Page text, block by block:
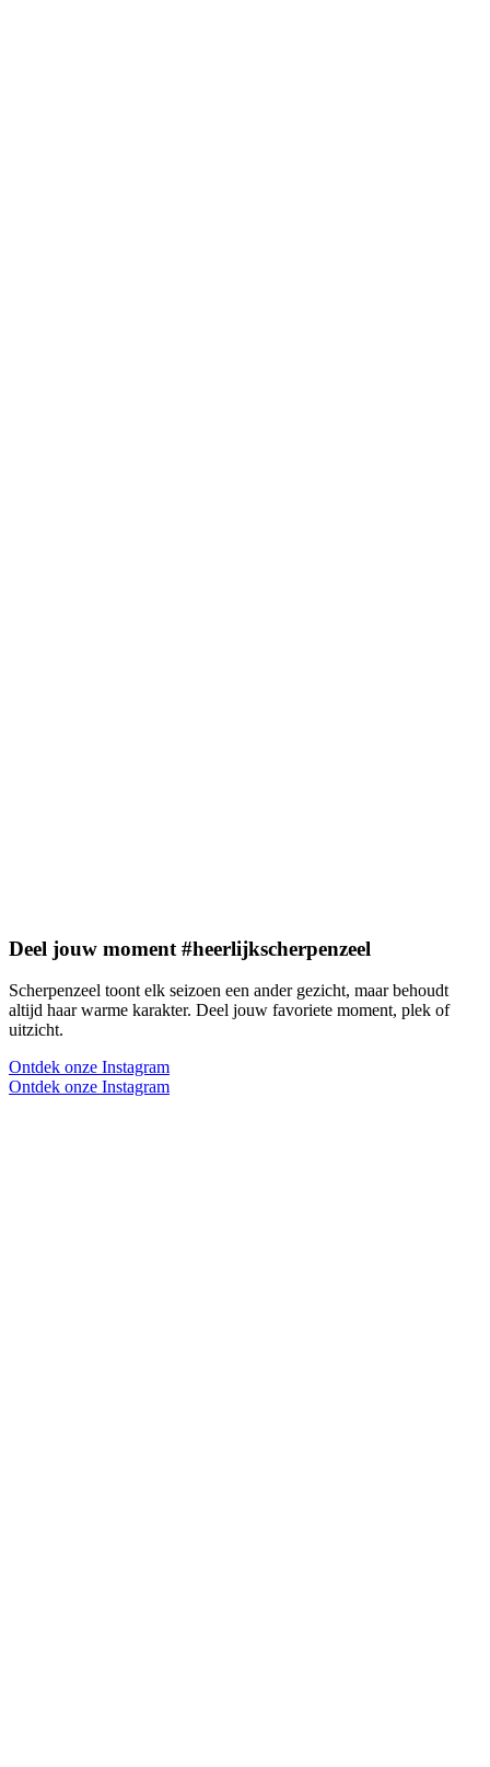
Deel jouw moment #heerlijkscherpenzeel
Scherpenzeel toont elk seizoen een ander gezicht, maar behoudt
altijd haar warme karakter. Deel jouw favoriete moment, plek of
uitzicht.
Ontdek onze Instagram
Ontdek onze Instagram